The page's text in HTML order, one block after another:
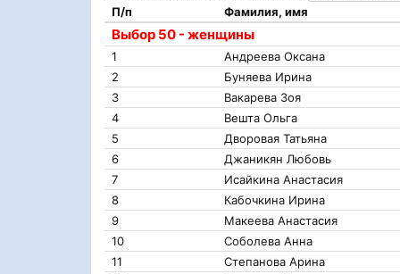
Выбор 50 - женщины
П/п Фамилия, имя
1 Андреева Оксана
2
Буняева Ирина
3
Вакарева Зоя
4
Вешта Ольга
5
Дворовая Татьяна
6
Джаникян Любовь
7
Исайкина Анастасия
8
Кабочкина Ирина
9
Макеева Анастасия
10
Соболева Анна
11
Степанова Арина